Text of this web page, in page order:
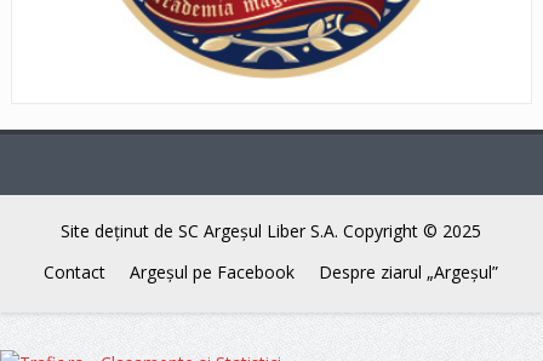
Site deţinut de SC Argeşul Liber S.A. Copyright © 2025
Contact
Argeşul pe Facebook Despre ziarul „Argeşul”